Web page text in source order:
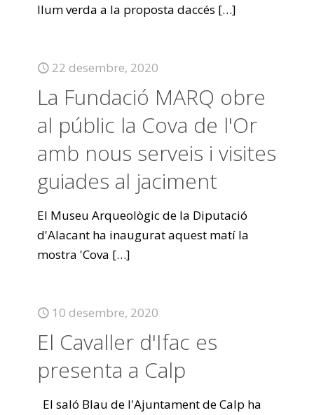
llum verda a la proposta daccés […]
22 desembre, 2020
La Fundació MARQ obre
al públic la Cova de l'Or
amb nous serveis i visites
guiades al jaciment
El Museu Arqueològic de la Diputació
d'Alacant ha inaugurat aquest matí la
mostra 'Cova […]
10 desembre, 2020
El Cavaller d'Ifac es
presenta a Calp
El saló Blau de l'Ajuntament de Calp ha